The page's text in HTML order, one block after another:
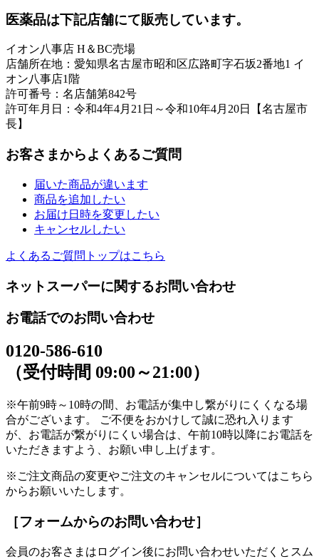
医薬品は下記店舗にて販売しています。
イオン八事店 H＆BC売場
店舗所在地：愛知県名古屋市昭和区広路町字石坂2番地1 イ
オン八事店1階
許可番号：名店舗第842号
許可年月日：令和4年4月21日～令和10年4月20日【名古屋市
長】
お客さまからよくあるご質問
届いた商品が違います
商品を追加したい
お届け日時を変更したい
キャンセルしたい
よくあるご質問トップはこちら
ネットスーパーに関するお問い合わせ
お電話でのお問い合わせ
0120-586-610
（受付時間 09:00～21:00）
※午前9時～10時の間、お電話が集中し繋がりにくくなる場
合がございます。 ご不便をおかけして誠に恐れ入ります
が、お電話が繋がりにくい場合は、午前10時以降にお電話を
いただきますよう、お願い申し上げます。
※ご注文商品の変更やご注文のキャンセルについてはこちら
からお願いいたします。
［フォームからのお問い合わせ］
会員のお客さまはログイン後にお問い合わせいただくとスム